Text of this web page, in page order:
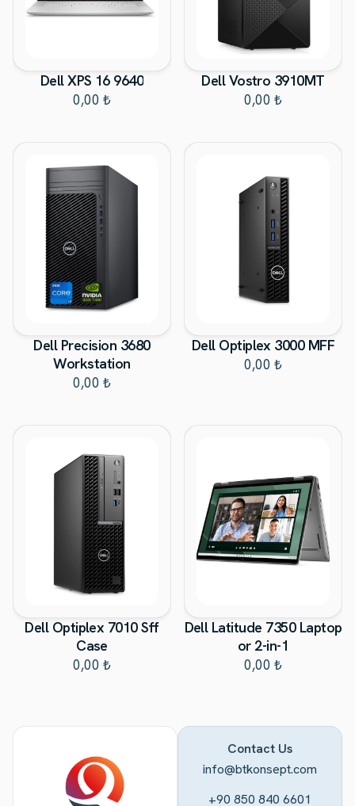
Dell XPS 16 9640
0,00 ₺
Dell Vostro 3910MT
0,00 ₺
Dell Precision 3680
Workstation
0,00 ₺
Dell Optiplex 3000 MFF
0,00 ₺
Dell Optiplex 7010 Sff
Case
0,00 ₺
Dell Latitude 7350 Laptop
or 2-in-1
0,00 ₺
Contact Us
info@btkonsept.com
+90 850 840 6601